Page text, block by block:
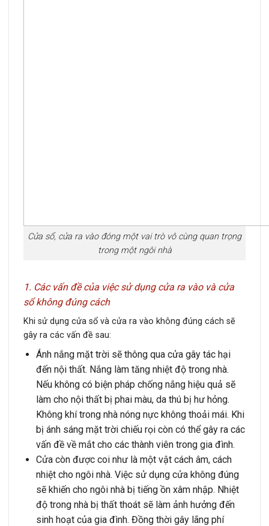
Cửa sổ, cửa ra vào đóng một vai trò vô cùng quan trọng
trong một ngôi nhà
1. Các vấn đề của việc sử dụng cửa ra vào và cửa
sổ không đúng cách
Khi sử dụng cửa sổ và cửa ra vào không đúng cách sẽ
gây ra các vấn đề sau:
Ánh nắng mặt trời sẽ thông qua cửa gây tác hại
đến nội thất. Nắng làm tăng nhiệt độ trong nhà.
Nếu không có biện pháp chống nắng hiệu quả sẽ
làm cho nội thất bị phai màu, da thú bị hư hỏng.
Không khí trong nhà nóng nực không thoải mái. Khi
bị ánh sáng mặt trời chiếu rọi còn có thể gây ra các
vấn đề về mắt cho các thành viên trong gia đình.
Cửa còn được coi như là một vật cách âm, cách
nhiệt cho ngôi nhà. Việc sử dụng cửa không đúng
sẽ khiến cho ngôi nhà bị tiếng ồn xâm nhập. Nhiệt
độ trong nhà bị thất thoát sẽ làm ảnh hưởng đến
sinh hoạt của gia đình. Đồng thời gây lãng phí